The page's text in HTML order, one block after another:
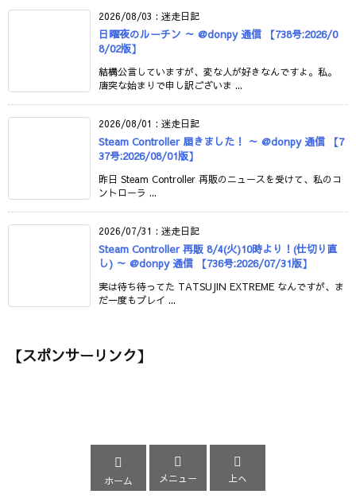
2026/08/03 : 迷走日記
日曜夜のルーチン ～ @donpy 通信 【738号:2026/0
8/02版】
結構公言していますが、変な人が好きなんですよ。私。
唐突な始まりで申し訳ございま ...
2026/08/01 : 迷走日記
Steam Controller 届きました！ ～ @donpy 通信 【7
37号:2026/08/01版】
昨日 Steam Controller 再販のニュースを受けて、私のコ
ントローラ ...
2026/07/31 : 迷走日記
Steam Controller 再販 8/4(火)10時より！(仕切り直
し) ～ @donpy 通信 【736号:2026/07/31版】
実は待ち待ってた TATSUJIN EXTREME なんですが、ま
だ一度もプレイ ...
【スポンサーリンク】

ホーム

メニュー

上へ